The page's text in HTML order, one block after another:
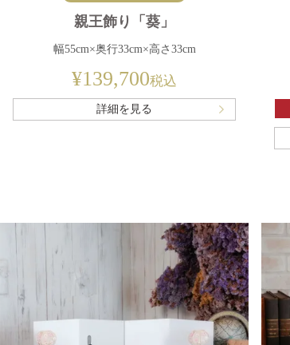
親王飾り「葵」
幅55cm×奥行33cm×高さ33cm
¥139,700税込
詳細を見る